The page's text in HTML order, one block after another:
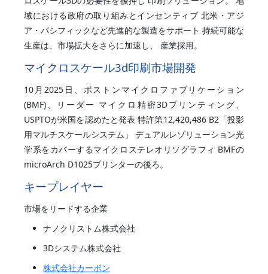
域における政府の取り組みとインセンティブ 北米・アジ
ア・パシフィックなど先進的な製造をサポート 持続可能な
生産は、市場拡大をさらに加速し、 産業採用。
マイクロスケール3d印刷市場開発
10月2025日、ボストンマイクロファブリケーション
(BMF)、リーダー マイクロ精密3Dプリンティング、
USPTOが米国を認めたと発表 特許第12,420,486 B2「投影
用マルチスケールシステム」 デュアルレゾリューション光
学系をカバーするマイクロステレオリソグラフィ BMFの
microArch D1025プリンターの後ろ。
キープレイヤー
市場をリードする企業
ナノクリストム株式会社
3Dシステム株式会社
株式会社カーボン